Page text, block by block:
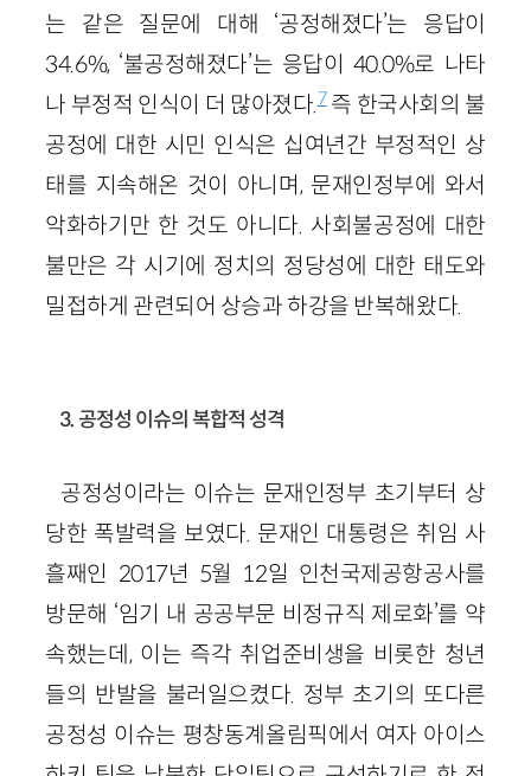
는 같은 질문에 대해 ‘공정해졌다’는 응답이
34.6%, ‘불공정해졌다’는 응답이 40.0%로 나타
나 부정적 인식이 더 많아졌다.7즉 한국사회의 불
공정에 대한 시민 인식은 십여년간 부정적인 상
태를 지속해온 것이 아니며, 문재인정부에 와서
악화하기만 한 것도 아니다. 사회불공정에 대한
불만은 각 시기에 정치의 정당성에 대한 태도와
밀접하게 관련되어 상승과 하강을 반복해왔다.
3. 공정성 이슈의 복합적 성격
공정성이라는 이슈는 문재인정부 초기부터 상
당한 폭발력을 보였다. 문재인 대통령은 취임 사
흘째인 2017년 5월 12일 인천국제공항공사를
방문해 ‘임기 내 공공부문 비정규직 제로화’를 약
속했는데, 이는 즉각 취업준비생을 비롯한 청년
들의 반발을 불러일으켰다. 정부 초기의 또다른
공정성 이슈는 평창동계올림픽에서 여자 아이스